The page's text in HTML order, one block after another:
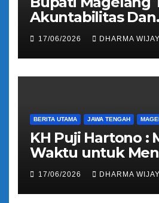
Akuntabilitas Dan
Tranparansi
Bantuan
17/06/2026 DHARMA
BERITA UTAMA JAWA TENGAH
KH Puji Hartono :
Waktu untuk
Umat Semakin
17/06/2026 DHARMA